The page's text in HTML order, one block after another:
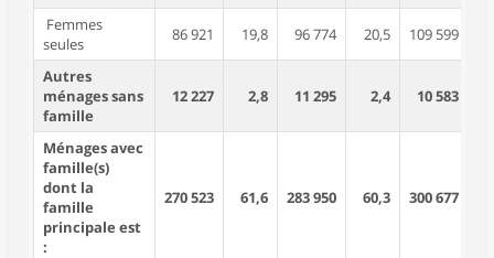
Femmes
seules
86 921 19,8 96 774 20,5 109 599
Autres
ménages sans
famille
12 227 2,8 11 295 2,4 10 583
Ménages avec
famille(s)
dont la
famille
principale est
:
270 523 61,6 283 950 60,3 300 677